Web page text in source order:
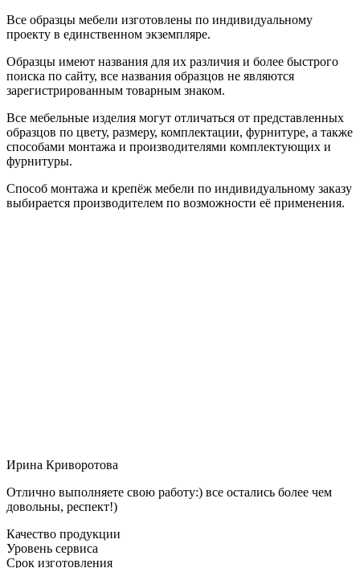
Все образцы мебели изготовлены по индивидуальному
проекту в единственном экземпляре.
Образцы имеют названия для их различия и более быстрого
поиска по сайту, все названия образцов не являются
зарегистрированным товарным знаком.
Все мебельные изделия могут отличаться от представленных
образцов по цвету, размеру, комплектации, фурнитуре, а также
способами монтажа и производителями комплектующих и
фурнитуры.
Способ монтажа и крепёж мебели по индивидуальному заказу
выбирается производителем по возможности её применения.
Ирина Криворотова
Отлично выполняете свою работу:) все остались более чем
довольны, респект!)
Качество продукции
Уровень сервиса
Срок изготовления